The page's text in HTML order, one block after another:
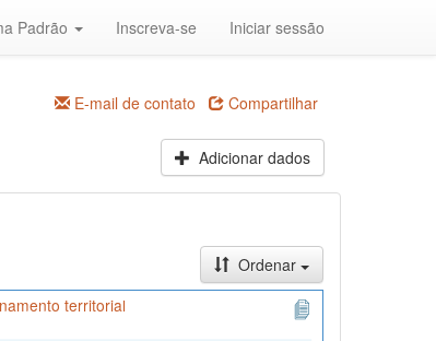
Padrão Inscreva-se Iniciar sessão
E-mail de contato Compartilhar
Adicionar dados
Ordenar
territorial